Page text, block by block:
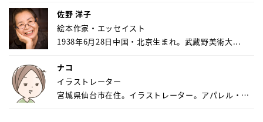
佐野 洋子
絵本作家・エッセイスト
1938年6月28日中国・北京生まれ。武蔵野美術大...
ナコ
イラストレーター
宮城県仙台市在住。イラストレーター。アパレル・キ